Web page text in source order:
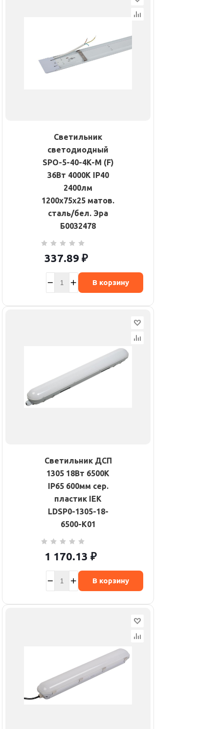
Светильник
светодиодный
SPO-5-40-4K-M (F)
36Вт 4000К IP40
2400лм
1200х75х25 матов.
сталь/бел. Эра
Б0032478
337.89 ₽
В корзину
Светильник ДСП
1305 18Вт 6500К
IP65 600мм сер.
пластик IEK
LDSP0-1305-18-
6500-K01
1 170.13 ₽
В корзину